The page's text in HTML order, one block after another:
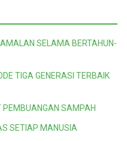
SELAMA BERTAHUN-
TIGA GENERASI TERBAIK
PEMBUANGAN SAMPAH
SETIAP MANUSIA